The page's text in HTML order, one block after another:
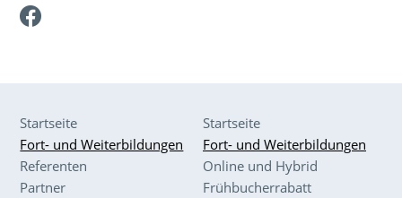
Startseite
Fort- und Weiterbildungen
Referenten
Partner
Startseite
Fort- und Weiterbildungen
Online und Hybrid
Frühbucherrabatt